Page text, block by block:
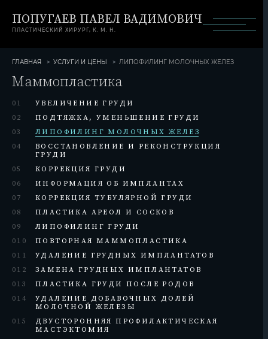
ПОПУГАЕВ ПАВЕЛ ВАДИМОВИЧ
ПЛАСТИЧЕСКИЙ ХИРУРГ, К. М. Н.
ГЛАВНАЯ УСЛУГИ И ЦЕНЫ ЛИПОФИЛИНГ МОЛОЧНЫХ ЖЕЛЕЗ
Маммопластика
01
УВЕЛИЧЕНИЕ ГРУДИ
02
ПОДТЯЖКА, УМЕНЬШЕНИЕ ГРУДИ
03
ЛИПОФИЛИНГ МОЛОЧНЫХ ЖЕЛЕЗ
04
ВОССТАНОВЛЕНИЕ И РЕКОНСТРУКЦИЯ
ГРУДИ
05
КОРРЕКЦИЯ ГРУДИ
06
ИНФОРМАЦИЯ ОБ ИМПЛАНТАХ
07
КОРРЕКЦИЯ ТУБУЛЯРНОЙ ГРУДИ
08
ПЛАСТИКА АРЕОЛ И СОСКОВ
09
ЛИПОФИЛИНГ ГРУДИ
010
ПОВТОРНАЯ МАММОПЛАСТИКА
011
УДАЛЕНИЕ ГРУДНЫХ ИМПЛАНТАТОВ
012
ЗАМЕНА ГРУДНЫХ ИМПЛАНТАТОВ
013
ПЛАСТИКА ГРУДИ ПОСЛЕ РОДОВ
014
УДАЛЕНИЕ ДОБАВОЧНЫХ ДОЛЕЙ
МОЛОЧНОЙ ЖЕЛЕЗЫ
015
ДВУСТОРОННЯЯ ПРОФИЛАКТИЧЕСКАЯ
МАСТЭКТОМИЯ